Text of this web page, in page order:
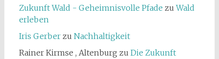
Zukunft Wald - Geheimnisvolle Pfade zuWald
erleben
Iris Gerberzu Nachhaltigkeit
Rainer Kirmse , Altenburg zu Die Zukunft